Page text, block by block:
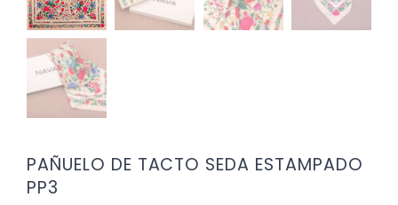
PAÑUELO DE TACTO SEDA ESTAMPADO
PP3